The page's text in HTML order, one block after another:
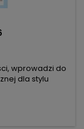
wprowadzi do
dla stylu
elegancki
znakomitym